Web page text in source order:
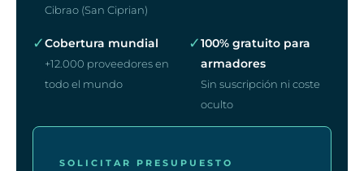
Cibrao (San Ciprian)
✓Cobertura mundial
+12.000 proveedores en
todo el mundo
✓100% gratuito para
armadores
Sin suscripción ni coste
oculto
SOLICITAR PRESUPUESTO